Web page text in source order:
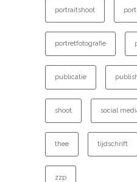
portraitshoot
portretfotografie
publicatie
shoot social
thee tijdschrift
zzp